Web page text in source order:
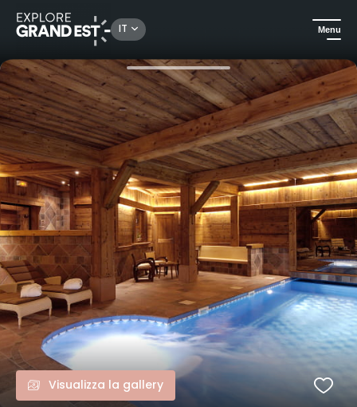
IT Menu
Alloggi di lusso Soggiorno di armonia al Relais & Châteaux Les Bas-Rupts
Visualizza la gallery